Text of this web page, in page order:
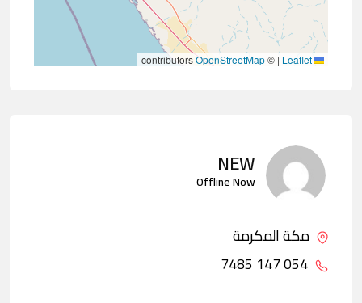
|
©
OpenStreetMap
contributors
NEW
Offline Now
مكة المكرمة